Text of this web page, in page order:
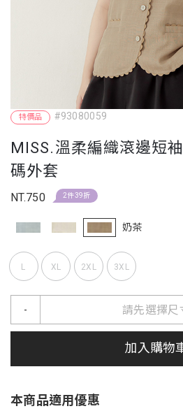
特價品 #93080059
MISS.溫柔編織滾邊短
碼外套
NT.750 2件39折
奶茶
L XL 2XL 3XL
請先選擇尺
-
加入購物
本商品適用優惠